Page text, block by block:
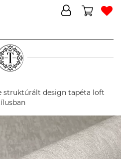
struktúrált design tapéta loft